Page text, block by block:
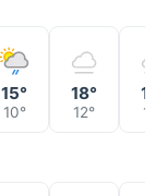
15°
10°
18°
12°
16°
12°